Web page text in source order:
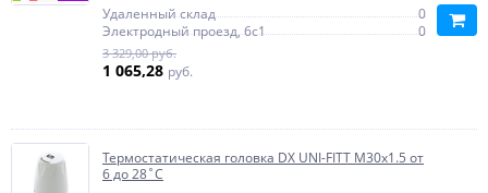
Удаленный склад
0
Электродный проезд, 6с1
0
3 329,00 руб.
1 065,28 руб.
Термостатическая головка DX UNI-FITT М30х1.5 от
6 до 28˚C